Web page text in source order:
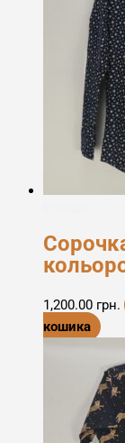
1,200.00 грн.
кошика